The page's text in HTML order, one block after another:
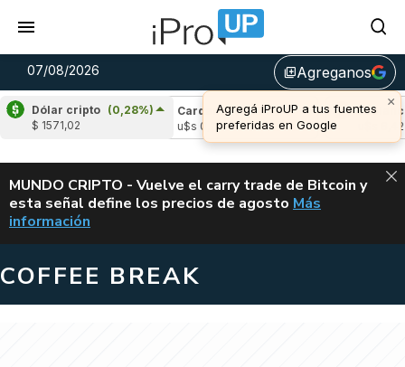
07/08/2026 library_addAgreganos
×
Agregá iProUP a tus fuentes
preferidas en Google
Dólar cripto (0,28%)
$ 1571,02
(-1,17%)
Cardano
(4,67%)
u$s 0,20
Avalanche
u$s 6,42
ALERTA
MUNDO CRIPTO - Vuelve el carry trade de Bitcoin y
esta señal define los precios de agosto VUELVE EL
Más
información
COFFEE BREAK